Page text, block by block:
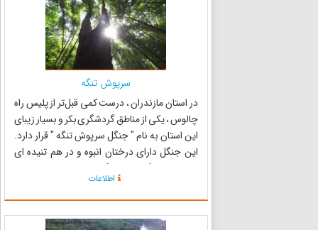
سرپوش تنگه
در استان مازندران ، درست کمی قبل‌تر از پلیس راه
چالوس ، یکی از مناطق گردشگری بکر و بسیار زیبای
این استان به نام " جنگل سرپوش تنگه " قرار دارد.
این جنگل دارای درختان انبوه و در هم تنیده ای
می‌باشد ، به گونه ای که اگر در اواسط روز و یا ظهر به
این جنگل وارد شوید ، تاریکی کاملاً قابل مشاه...
اطلاعات